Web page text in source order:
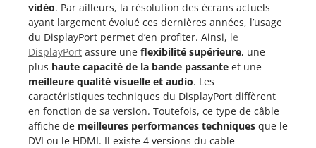
vidéo. Par ailleurs, la résolution des écrans actuels
ayant largement évolué ces dernières années, l’usage
du DisplayPort permet d’en profiter. Ainsi, le
DisplayPort assure une flexibilité supérieure, une
plus haute capacité de la bande passante et une
meilleure qualité visuelle et audio. Les
caractéristiques techniques du DisplayPort diffèrent
en fonction de sa version. Toutefois, ce type de câble
affiche de meilleures performances techniques que le
DVI ou le HDMI. Il existe 4 versions du cable